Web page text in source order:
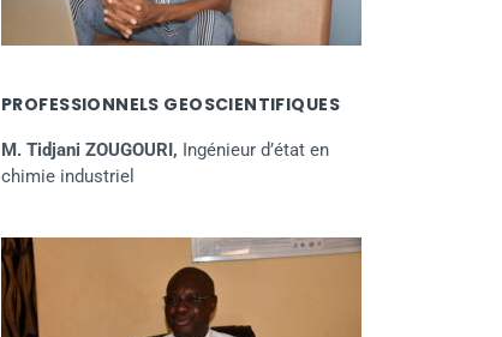
PROFESSIONNELS GEOSCIENTIFIQUES
M. Tidjani ZOUGOURI, Ingénieur d’état en
chimie industriel